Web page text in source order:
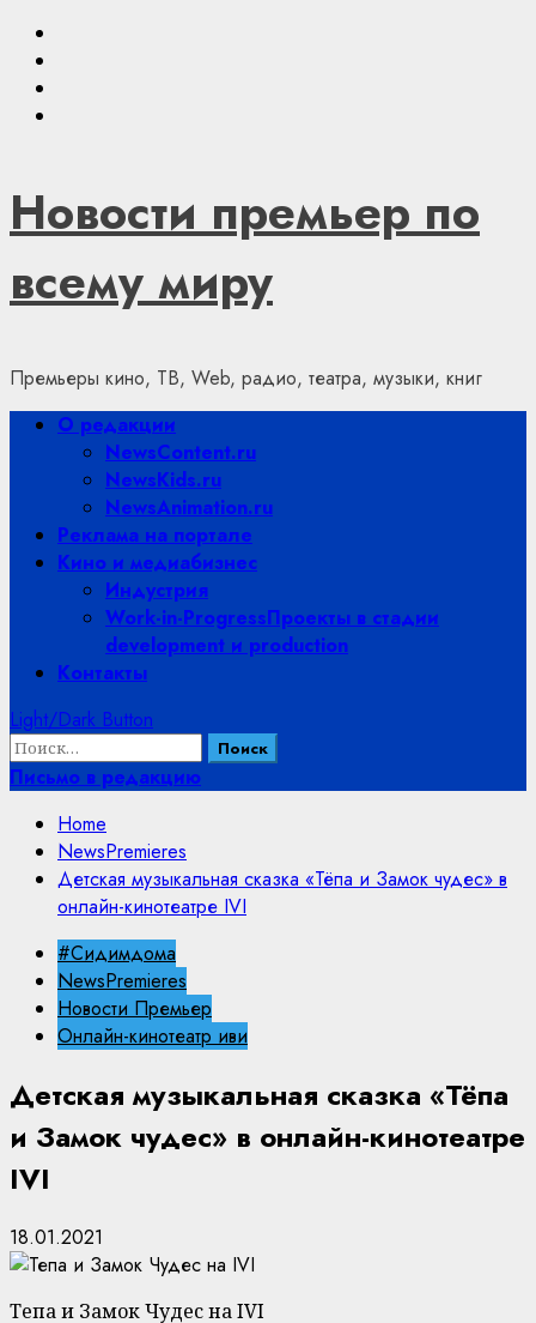
Skip
content
Новости премьер по
всему миру
Премьеры кино, ТВ, Web, радио, театра, музыки, книг
PrimaryО редакции
NewsContent.ru
NewsKids.ru
NewsAnimation.ru
Реклама на портале
Кино и медиабизнес
Индустрия
Work-in-ProgressПроекты в стадии
development и production
Контакты
Light/Dark Button
Найти:
Письмо в редакцию
Home
NewsPremieres
Детская музыкальная сказка «Тёпа и Замок чудес» в
онлайн-кинотеатре IVI
#Сидимдома
NewsPremieres
Новости Премьер
Онлайн-кинотеатр иви
Детская музыкальная сказка «Тёпа
и Замок чудес» в онлайн-кинотеатре
IVI
18.01.2021
Тепа и Замок Чудес на IVI